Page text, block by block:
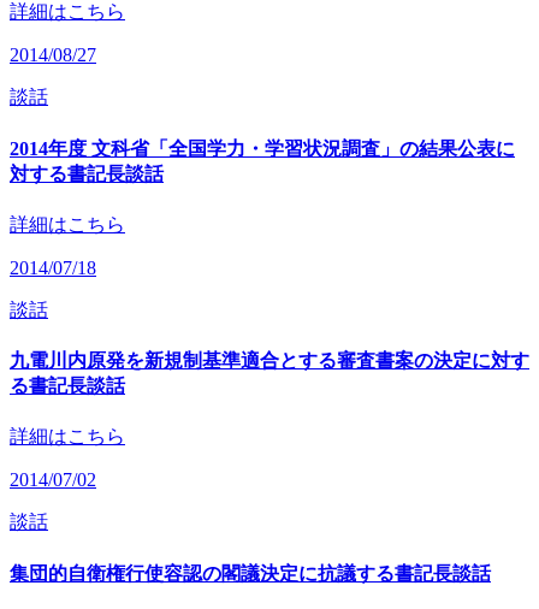
詳細はこちら
2014/08/27
談話
2014年度 文科省「全国学力・学習状況調査」の結果公表に
対する書記長談話
詳細はこちら
2014/07/18
談話
九電川内原発を新規制基準適合とする審査書案の決定に対す
る書記長談話
詳細はこちら
2014/07/02
談話
集団的自衛権行使容認の閣議決定に抗議する書記長談話